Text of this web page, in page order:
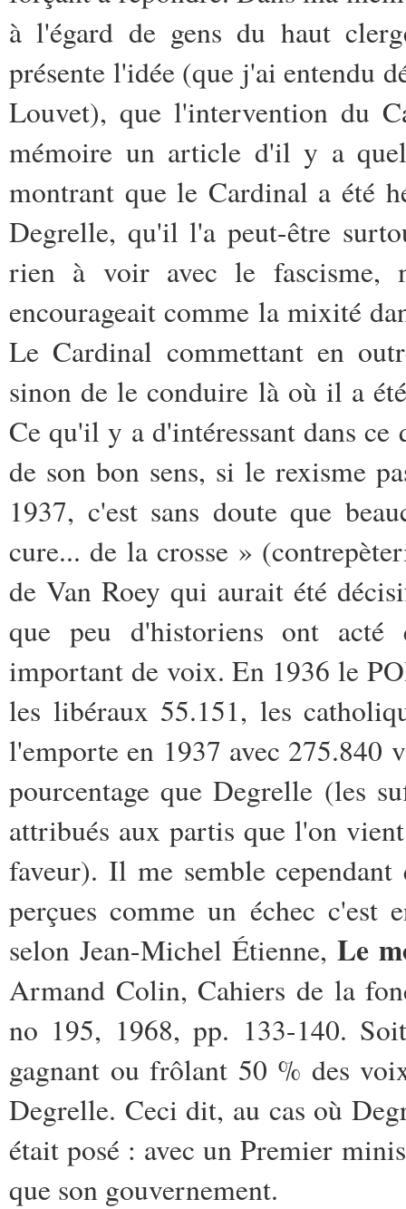
à l'égard de gens du haut
présente l'idée (que j'ai entendu
Louvet), que l'intervention du
mémoire un article d'il y a
montrant que le Cardinal a été
Degrelle, qu'il l'a peut-être
rien à voir avec le fascisme,
encourageait comme la mixité
Le Cardinal commettant en
sinon de le conduire là où il a
Ce qu'il y a d'intéressant dans
de son bon sens, si le rexisme
1937, c'est sans doute que
cure... de la crosse »
de Van Roey qui aurait été
que peu d'historiens ont acté
important de voix. En 1936 le
les libéraux 55.151, les
l'emporte en 1937 avec 275.840
pourcentage que Degrelle (les
attribués aux partis que l'on
faveur). Il me semble
perçues comme un échec c'est
selon Jean-Michel Étienne, Le
Armand Colin, Cahiers de la
no 195, 1968, pp. 133-140.
gagnant ou frôlant 50 % des
Degrelle. Ceci dit, au cas où
était posé : avec un Premier
que son gouvernement.